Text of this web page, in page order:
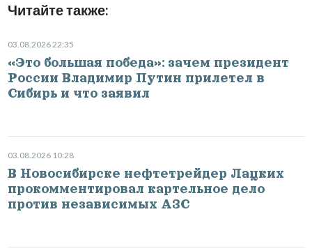
Читайте также:
03.08.2026 22:35
«Это большая победа»: зачем президент
России Владимир Путин прилетел в
Сибирь и что заявил
03.08.2026 10:28
В Новосибирске нефтетрейдер Лацких
прокомментировал картельное дело
против независимых АЗС